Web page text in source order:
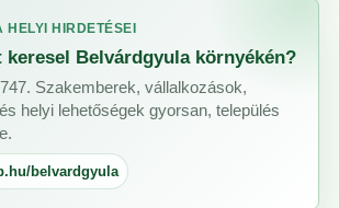
HELYI HIRDETÉSEI
keresel Belvárdgyula környékén?
Szakemberek, vállalkozások,
helyi lehetőségek gyorsan, település
belvardgyula